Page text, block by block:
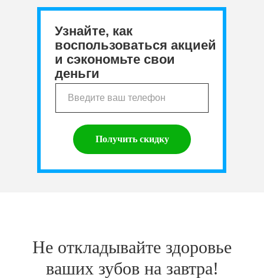
Получить скидку
Узнайте, как
воспользоваться акцией
и сэкономьте свои
деньги
Не откладывайте здоровье
ваших зубов на завтра!